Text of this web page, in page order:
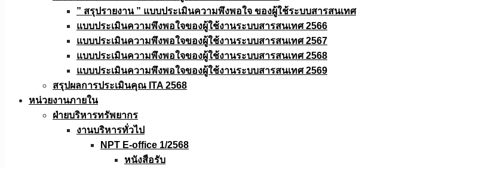
” สรุปรายงาน ” แบบประเมินความพึงพอใจ ของผู้ใช้ระบบสารสนเทศ
แบบประเมินความพึงพอใจของผู้ใช้งานระบบสารสนเทศ 2566
แบบประเมินความพึงพอใจของผู้ใช้งานระบบสารสนเทศ 2567
แบบประเมินความพึงพอใจของผู้ใช้งานระบบสารสนเทศ 2568
แบบประเมินความพึงพอใจของผู้ใช้งานระบบสารสนเทศ 2569
สรุปผลการประเมินคุณ ITA 2568
หน่วยงานภายใน
ฝ่ายบริหารทรัพยากร
งานบริหารทั่วไป
NPT E-office 1/2568
หนังสือรับ